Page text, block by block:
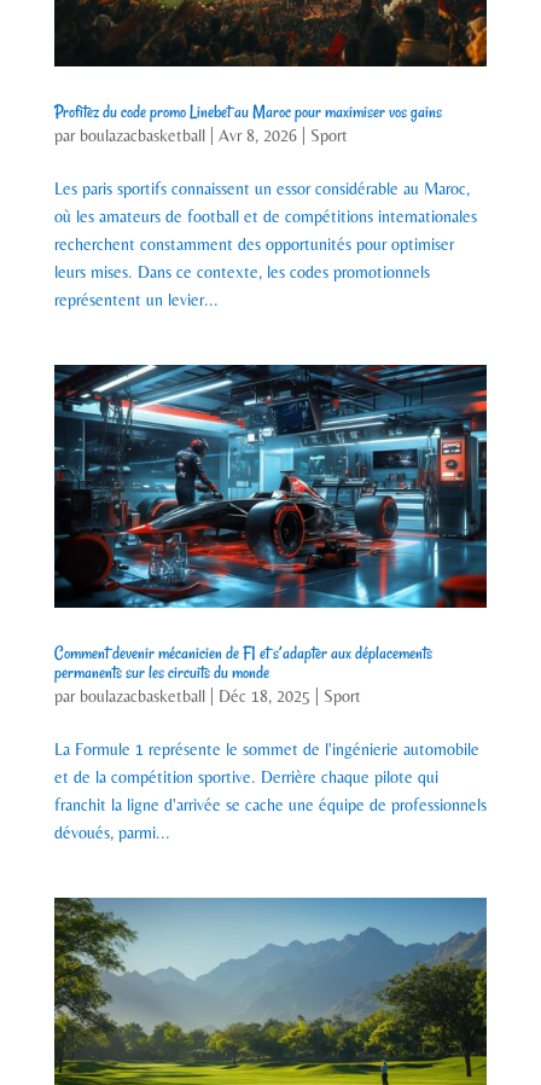
Profitez du code promo Linebet au Maroc pour maximiser vos gains
par boulazacbasketball| Avr 8, 2026| Sport
Les paris sportifs connaissent un essor considérable au Maroc,
où les amateurs de football et de compétitions internationales
recherchent constamment des opportunités pour optimiser
leurs mises. Dans ce contexte, les codes promotionnels
représentent un levier...
Comment devenir mécanicien de F1 et s’adapter aux déplacements
permanents sur les circuits du monde
par boulazacbasketball| Déc 18, 2025 Sport
La Formule 1 représente le sommet de l'ingénierie automobile
et de la compétition sportive. Derrière chaque pilote qui
franchit la ligne d'arrivée se cache une équipe de professionnels
dévoués, parmi...